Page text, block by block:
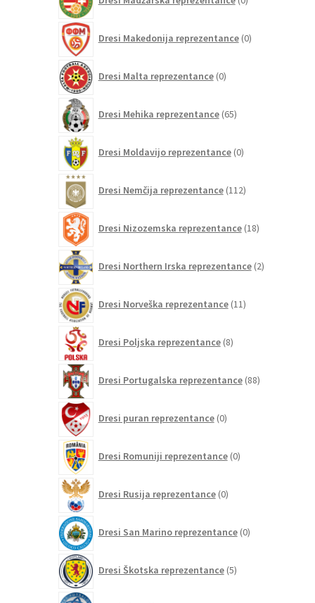
izdelkov
Dresi Makedonija reprezentance 0izdelkov
Dresi Malta reprezentance 0izdelkov
Dresi Mehika reprezentance 65izdelkov
Dresi Moldavijo reprezentance 0izdelkov
Dresi Nemčija reprezentance 112izdelkov
Dresi Nizozemska reprezentance 18izdelkov
Dresi Northern Irska reprezentance 2izdelka
Dresi Norveška reprezentance 11izdelkov
Dresi Poljska reprezentance 8izdelkov
Dresi Portugalska reprezentance 88izdelkov
Dresi puran reprezentance 0izdelkov
Dresi Romuniji reprezentance 0izdelkov
Dresi Rusija reprezentance 0izdelkov
Dresi San Marino reprezentance 0izdelkov
Dresi Škotska reprezentance 5izdelkov